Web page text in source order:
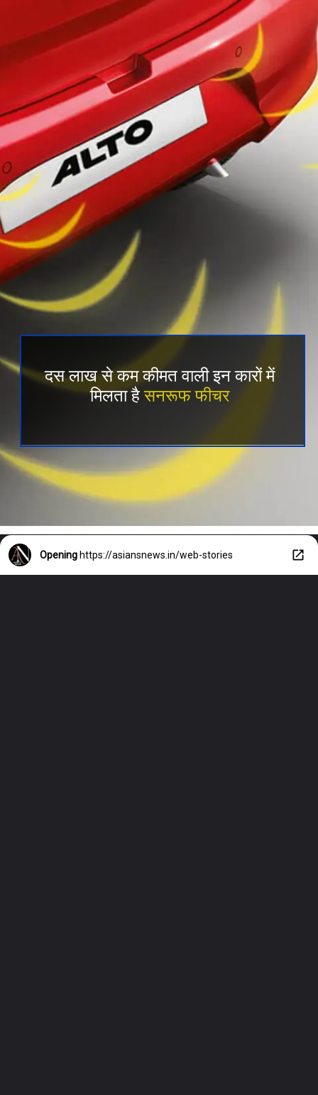
दस लाख से कम कीमत वाली इन कारों में
मिलता हैसनरूफ फीचर
Openinghttps://asiansnews.in/web-stories